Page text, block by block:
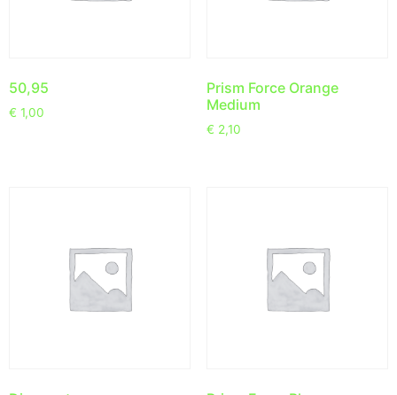
50,95
€ 1,00
Prism Force Orange
Medium
€ 2,10